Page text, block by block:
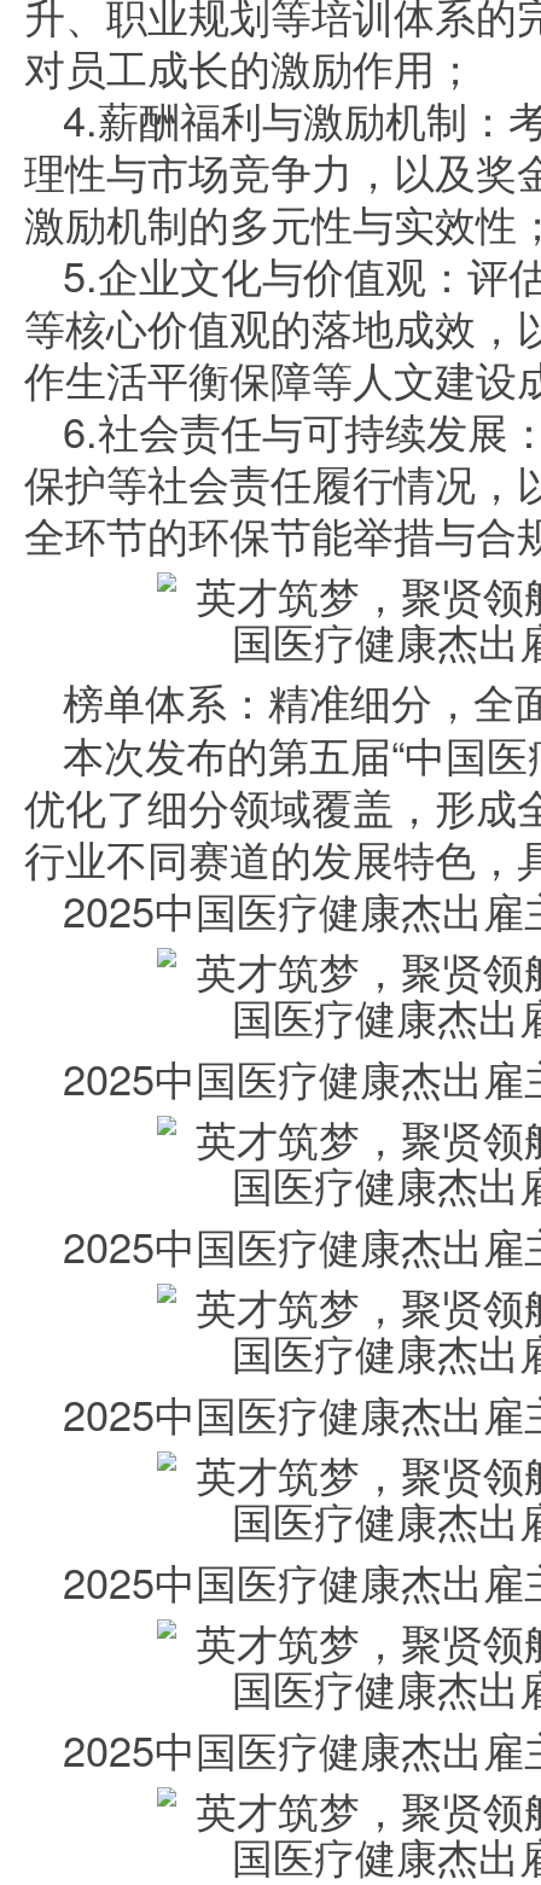
升、职业规划等培训体系的
对员工成长的激励作用；
4.薪酬福利与激励机制：
理性与市场竞争力，以及奖
激励机制的多元性与实效性
5.企业文化与价值观：评
等核心价值观的落地成效，
作生活平衡保障等人文建设
6.社会责任与可持续发展
保护等社会责任履行情况，
全环节的环保节能举措与合
榜单体系：精准细分，全
本次发布的第五届“中国
优化了细分领域覆盖，形成
行业不同赛道的发展特色，
2025中国医疗健康杰出
2025中国医疗健康杰出
2025中国医疗健康杰出
2025中国医疗健康杰出
2025中国医疗健康杰出
2025中国医疗健康杰出